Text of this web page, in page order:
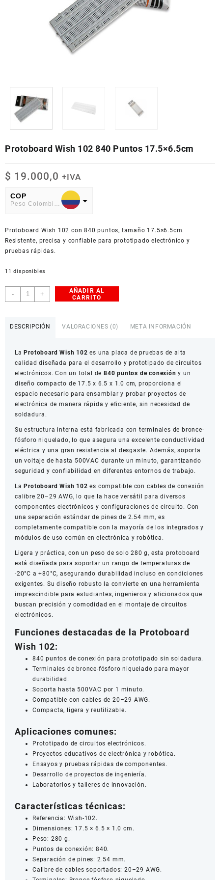
Protoboard Wish 102 840 Puntos 17.5×6.5cm
$ 19.000,0 +IVA
COP
Peso Colombiano
American Dollar
Protoboard Wish 102 con 840 puntos, tamaño 17.5×6.5cm.
Resistente, precisa y confiable para prototipado electrónico y
pruebas rápidas.
11 disponibles
-
Protoboard
Wish
cantidad
+
AÑADIR AL
CARRITO
DESCRIPCIÓN VALORACIONES (0) META INFORMACIÓN
La Protoboard Wish 102 es una placa de pruebas de alta
calidad diseñada para el desarrollo y prototipado de circuitos
electrónicos. Con un total de840 puntos de conexión y un
diseño compacto de 17.5 x 6.5 x 1.0 cm, proporciona el
espacio necesario para ensamblar y probar proyectos de
electrónica de manera rápida y eficiente, sin necesidad de
soldadura.
Su estructura interna está fabricada con terminales de bronce-
fósforo niquelado, lo que asegura una excelente conductividad
eléctrica y una gran resistencia al desgaste. Además, soporta
un voltaje de hasta 500VAC durante un minuto, garantizando
seguridad y confiabilidad en diferentes entornos de trabajo.
La Protoboard Wish 102 es compatible con cables de conexión
calibre 20–29 AWG, lo que la hace versátil para diversos
componentes electrónicos y configuraciones de circuito. Con
una separación estándar de pines de 2.54 mm, es
completamente compatible con la mayoría de los integrados y
módulos de uso común en electrónica y robótica.
Ligera y práctica, con un peso de solo 280 g, esta protoboard
está diseñada para soportar un rango de temperaturas de
-20°C a +80°C, asegurando durabilidad incluso en condiciones
exigentes. Su diseño robusto la convierte en una herramienta
imprescindible para estudiantes, ingenieros y aficionados que
buscan precisión y comodidad en el montaje de circuitos
electrónicos.
Funciones destacadas de la Protoboard
Wish 102:
840 puntos de conexión para prototipado sin soldadura.
Terminales de bronce-fósforo niquelado para mayor
durabilidad.
Soporta hasta 500VAC por 1 minuto.
Compatible con cables de 20–29 AWG.
Compacta, ligera y reutilizable.
Aplicaciones comunes:
Prototipado de circuitos electrónicos.
Proyectos educativos de electrónica y robótica.
Ensayos y pruebas rápidas de componentes.
Desarrollo de proyectos de ingeniería.
Laboratorios y talleres de innovación.
Características técnicas:
Referencia: Wish-102.
Dimensiones: 17.5 × 6.5 × 1.0 cm.
Peso: 280 g.
Puntos de conexión: 840.
Separación de pines: 2.54 mm.
Calibre de cables soportados: 20–29 AWG.